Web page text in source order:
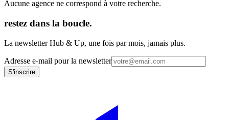
Aucune agence ne correspond à votre recherche.
restez dans la boucle.
La newsletter Hub & Up, une fois par mois, jamais plus.
Adresse e-mail pour la newsletter
S'inscrire